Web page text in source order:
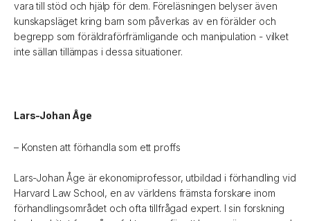
vara till stöd och hjälp för dem. Föreläsningen belyser även
kunskapsläget kring barn som påverkas av en förälder och
begrepp som föräldraförfrämligande och manipulation - vilket
inte sällan tillämpas i dessa situationer.
Lars-Johan Åge
– Konsten att förhandla som ett proffs
Lars-Johan Åge är ekonomiprofessor, utbildad i förhandling vid
Harvard Law School, en av världens främsta forskare inom
förhandlingsområdet och ofta tillfrågad expert. I sin forskning